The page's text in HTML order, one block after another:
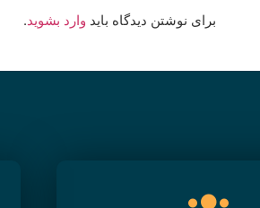
برای نوشتن دیدگاه باید وارد بشوید.